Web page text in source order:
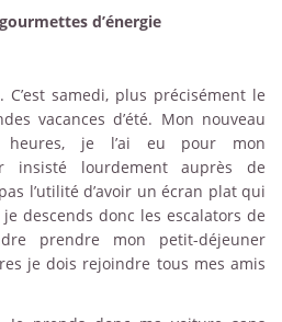
d’énergie
samedi, plus précisément le
vacances d’été. Mon nouveau
heures, je l’ai eu pour mon
insisté lourdement auprès de
l’utilité d’avoir un écran plat qui
descends donc les escalators de
prendre mon petit-déjeuner
je dois rejoindre tous mes amis